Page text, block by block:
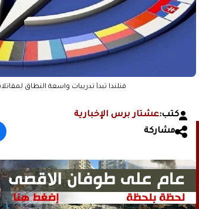
فنلندا تبدأ تدريبات واسعة النطاق
كتب:عشتار برس الإخبارية
مشاركة